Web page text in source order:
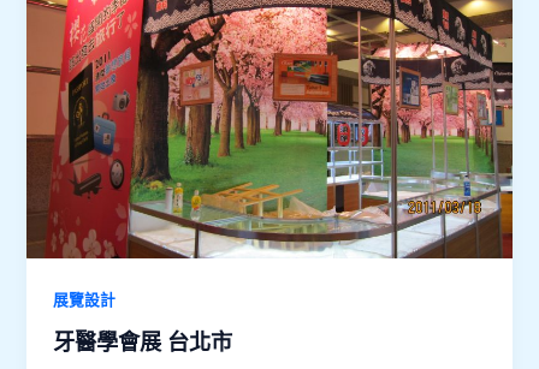
展覽設計
牙醫學會展 台北市